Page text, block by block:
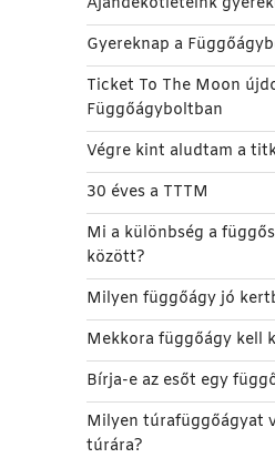
Gyereknap a
Ticket To The Moon
Függőágyboltban
Végre kint aludtam a
30 éves a TTTM
Mi a különbség a
között?
Milyen függőágy jó
Mekkora függőágy kell
Bírja-e az esőt egy
Milyen túrafüggőágyat
túrára?